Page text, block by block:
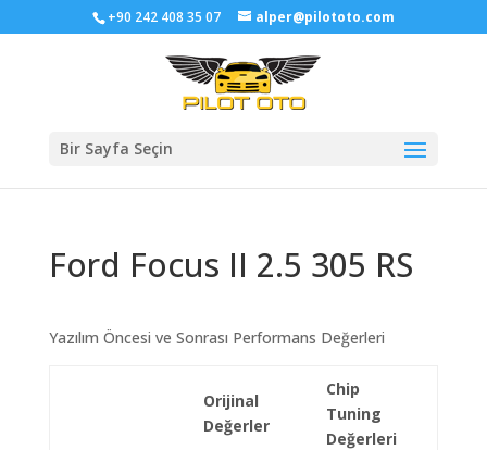
+90 242 408 35 07 alper@pilototo.com
Bir Sayfa Seçin
Ford Focus II 2.5 305 RS
Yazılım Öncesi ve Sonrası Performans Değerleri
Orijinal
Değerler
Chip
Tuning
Değerleri